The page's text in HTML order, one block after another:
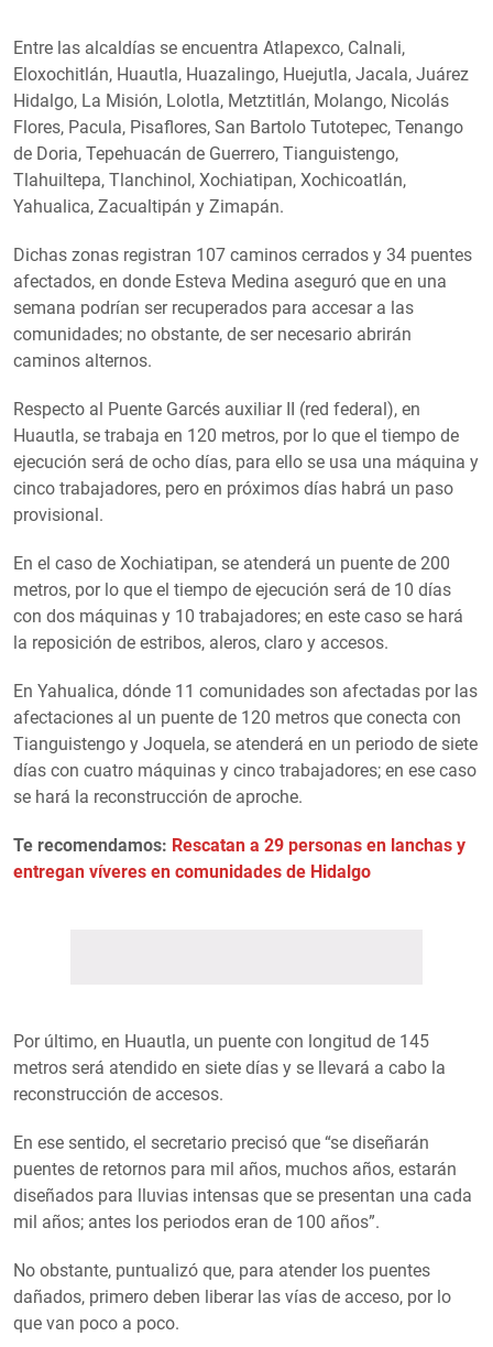
Entre las alcaldías se encuentra Atlapexco, Calnali,
Eloxochitlán, Huautla, Huazalingo, Huejutla, Jacala, Juárez
Hidalgo, La Misión, Lolotla, Metztitlán, Molango, Nicolás
Flores, Pacula, Pisaflores, San Bartolo Tutotepec, Tenango
de Doria, Tepehuacán de Guerrero, Tianguistengo,
Tlahuiltepa, Tlanchinol, Xochiatipan, Xochicoatlán,
Yahualica, Zacualtipán y Zimapán.
Dichas zonas registran 107 caminos cerrados y 34 puentes
afectados, en donde Esteva Medina aseguró que en una
semana podrían ser recuperados para accesar a las
comunidades; no obstante, de ser necesario abrirán
caminos alternos.
Respecto al Puente Garcés auxiliar II (red federal), en
Huautla, se trabaja en 120 metros, por lo que el tiempo de
ejecución será de ocho días, para ello se usa una máquina y
cinco trabajadores, pero en próximos días habrá un paso
provisional.
En el caso de Xochiatipan, se atenderá un puente de 200
metros, por lo que el tiempo de ejecución será de 10 días
con dos máquinas y 10 trabajadores; en este caso se hará
la reposición de estribos, aleros, claro y accesos.
En Yahualica, dónde 11 comunidades son afectadas por las
afectaciones al un puente de 120 metros que conecta con
Tianguistengo y Joquela, se atenderá en un periodo de siete
días con cuatro máquinas y cinco trabajadores; en ese caso
se hará la reconstrucción de aproche.
Te recomendamos: Rescatan a 29 personas en lanchas y
entregan víveres en comunidades de Hidalgo
Por último, en Huautla, un puente con longitud de 145
metros será atendido en siete días y se llevará a cabo la
reconstrucción de accesos.
En ese sentido, el secretario precisó que “se diseñarán
puentes de retornos para mil años, muchos años, estarán
diseñados para lluvias intensas que se presentan una cada
mil años; antes los periodos eran de 100 años”.
No obstante, puntualizó que, para atender los puentes
dañados, primero deben liberar las vías de acceso, por lo
que van poco a poco.